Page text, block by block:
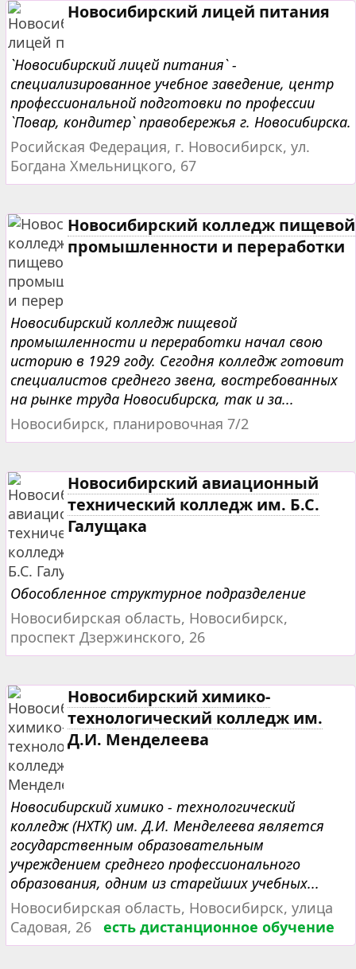
Новосибирский лицей питания
`Новосибирский лицей питания` -
специализированное учебное заведение, центр
профессиональной подготовки по профессии
`Повар, кондитер` правобережья г. Новосибирска.
Росийская Федерация, г. Новосибирск, ул.
Богдана Хмельницкого, 67
Новосибирский колледж пищевой
промышленности и переработки
Новосибирский колледж пищевой
промышленности и переработки начал свою
историю в 1929 году. Сегодня колледж готовит
специалистов среднего звена, востребованных
на рынке труда Новосибирска, так и за...
Новосибирск, планировочная 7/2
Новосибирский авиационный
технический колледж им. Б.С.
Галущака
Обособленное структурное подразделение
Новосибирская область, Новосибирск,
проспект Дзержинского, 26
Новосибирский химико-
технологический колледж им.
Д.И. Менделеева
Новосибирский химико - технологический
колледж (НХТК) им. Д.И. Менделеева является
государственным образовательным
учреждением среднего профессионального
образования, одним из старейших учебных...
Новосибирская область, Новосибирск, улица
Садовая, 26 есть дистанционное обучение